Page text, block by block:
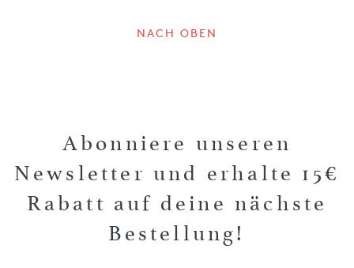
NACH OBEN
Abonniere unseren
Newsletter und erhalte 15€
Rabatt auf deine nächste
Bestellung!